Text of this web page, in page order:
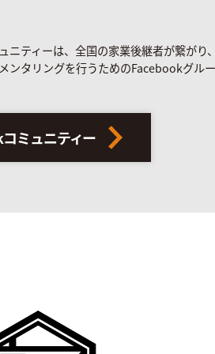
ニティーは、全国の家業後継者が繋がり
ンタリングを行うためのFacebookグル
ミュニティー